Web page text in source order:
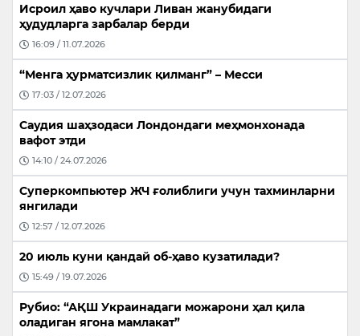
Исроил ҳаво кучлари Ливан жанубидаги
ҳудудларга зарбалар берди
16:09 / 11.07.2026
“Менга ҳурматсизлик қилманг” – Месси
17:03 / 12.07.2026
Саудия шаҳзодаси Лондондаги меҳмонхонада
вафот этди
14:10 / 24.07.2026
Суперкомпьютер ЖЧ ғолиблиги учун тахминларни
янгилади
12:57 / 12.07.2026
20 июль куни қандай об-ҳаво кузатилади?
15:49 / 19.07.2026
Рубио: “АҚШ Украинадаги можарони ҳал қила
оладиган ягона мамлакат”